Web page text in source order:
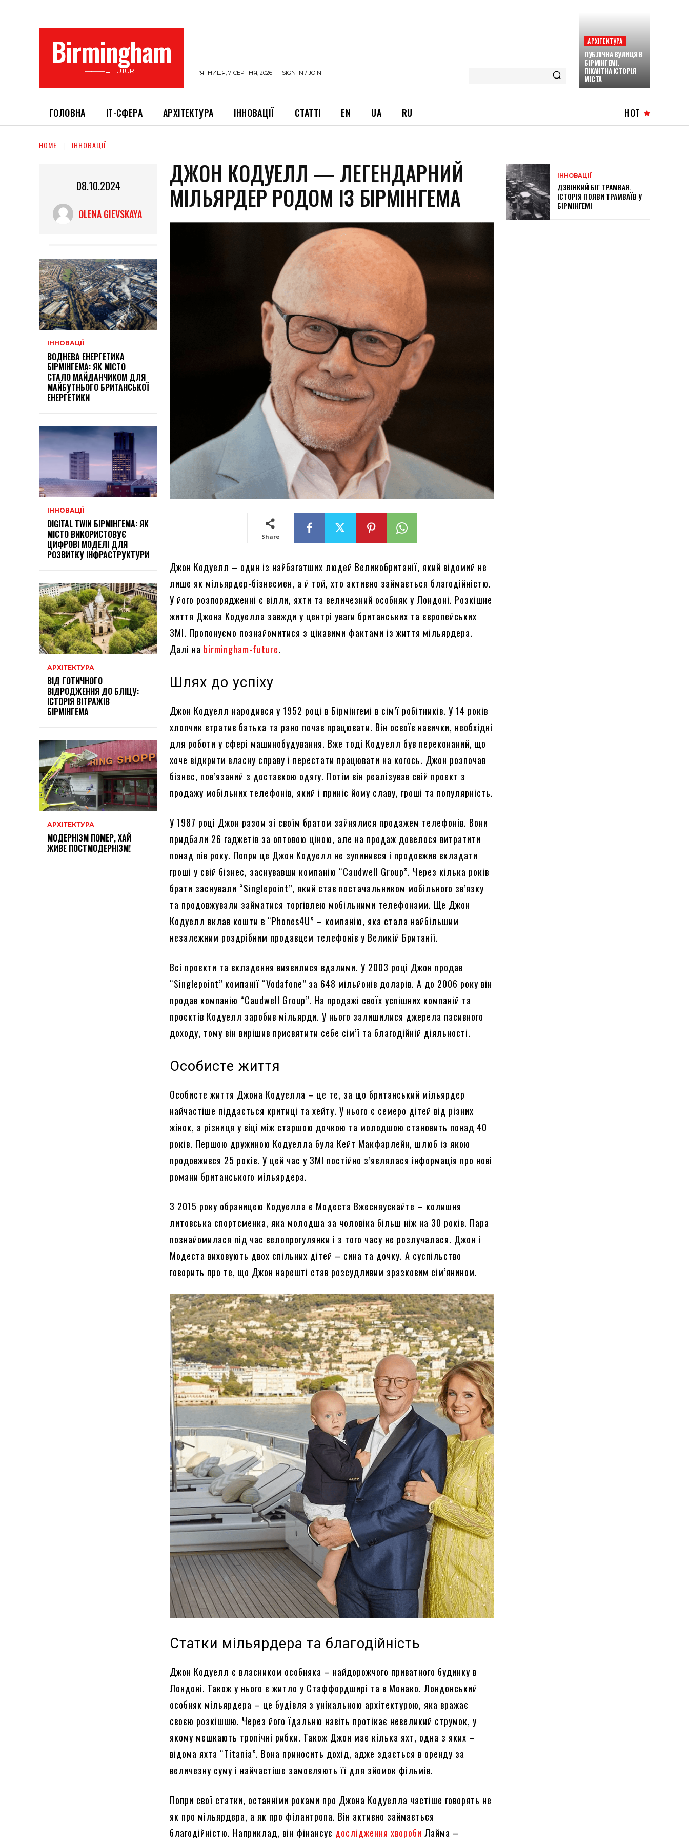
Birmingham
———→ FUTURE П’ЯТНИЦЯ, 7 СЕРПНЯ, 2026 SIGN IN / JOIN
АРХІТЕКТУРА
ПУБЛІЧНА ВУЛИЦЯ В
БІРМІНГЕМІ.
ПІКАНТНА ІСТОРІЯ
МІСТА
ГОЛОВНА ІТ-СФЕРА АРХІТЕКТУРА ІННОВАЦІЇ СТАТТІ EN UA RU HOT
HOME ІННОВАЦІЇ
08.10.2024
OLENA GIEVSKAYA
ІННОВАЦІЇ
ВОДНЕВА ЕНЕРГЕТИКА
БІРМІНГЕМА: ЯК МІСТО
СТАЛО МАЙДАНЧИКОМ ДЛЯ
МАЙБУТНЬОГО БРИТАНСЬКОЇ
ЕНЕРГЕТИКИ
ІННОВАЦІЇ
DIGITAL TWIN БІРМІНГЕМА: ЯК
МІСТО ВИКОРИСТОВУЄ
ЦИФРОВІ МОДЕЛІ ДЛЯ
РОЗВИТКУ ІНФРАСТРУКТУРИ
АРХІТЕКТУРА
ВІД ГОТИЧНОГО
ВІДРОДЖЕННЯ ДО БЛІЦУ:
ІСТОРІЯ ВІТРАЖІВ
БІРМІНГЕМА
АРХІТЕКТУРА
МОДЕРНІЗМ ПОМЕР, ХАЙ
ЖИВЕ ПОСТМОДЕРНІЗМ!
ДЖОН КОДУЕЛЛ — ЛЕГЕНДАРНИЙ
МІЛЬЯРДЕР РОДОМ ІЗ БІРМІНГЕМА
Share
Джон Кодуелл – один із найбагатших людей Великобританії, який відомий не
лише як мільярдер-бізнесмен, а й той, хто активно займається благодійністю.
У його розпорядженні є вілли, яхти та величезний особняк у Лондоні. Розкішне
життя Джона Кодуелла завжди у центрі уваги британських та європейських
ЗМІ. Пропонуємо познайомитися з цікавими фактами із життя мільярдера.
Далі на birmingham-future.
Шлях до успіху
Джон Кодуелл народився у 1952 році в Бірмінгемі в сім’ї робітників. У 14 років
хлопчик втратив батька та рано почав працювати. Він освоїв навички, необхідні
для роботи у сфері машинобудування. Вже тоді Кодуелл був переконаний, що
хоче відкрити власну справу і перестати працювати на когось. Джон розпочав
бізнес, пов’язаний з доставкою одягу. Потім він реалізував свій проєкт з
продажу мобільних телефонів, який і приніс йому славу, гроші та популярність.
У 1987 році Джон разом зі своїм братом зайнялися продажем телефонів. Вони
придбали 26 гаджетів за оптовою ціною, але на продаж довелося витратити
понад пів року. Попри це Джон Кодуелл не зупинився і продовжив вкладати
гроші у свій бізнес, заснувавши компанію “Caudwell Group”. Через кілька років
брати заснували “Singlepoint”, який став постачальником мобільного зв’язку
та продовжували займатися торгівлею мобільними телефонами. Ще Джон
Кодуелл вклав кошти в “Phones4U” – компанію, яка стала найбільшим
незалежним роздрібним продавцем телефонів у Великій Британії.
Всі проєкти та вкладення виявилися вдалими. У 2003 році Джон продав
“Singlepoint” компанії “Vodafone” за 648 мільйонів доларів. А до 2006 року він
продав компанію “Caudwell Group”. На продажі своїх успішних компаній та
проєктів Кодуелл заробив мільярди. У нього залишилися джерела пасивного
доходу, тому він вирішив присвятити себе сім’ї та благодійній діяльності.
Особисте життя
Особисте життя Джона Кодуелла – це те, за що британський мільярдер
найчастіше піддається критиці та хейту. У нього є семеро дітей від різних
жінок, а різниця у віці між старшою дочкою та молодшою ​​становить понад 40
років. Першою дружиною Кодуелла була Кейт Макфарлейн, шлюб із якою
продовжився 25 років. У цей час у ЗМІ постійно з’являлася інформація про нові
романи британського мільярдера.
З 2015 року обраницею Кодуелла є Модеста Вжесняускайте – колишня
литовська спортсменка, яка молодша за чоловіка більш ніж на 30 років. Пара
познайомилася під час велопрогулянки і з того часу не розлучалася. Джон і
Модеста виховують двох спільних дітей – сина та дочку. А суспільство
говорить про те, що Джон нарешті став розсудливим зразковим сім’янином.
Статки мільярдера та благодійність
Джон Кодуелл є власником особняка – найдорожчого приватного будинку в
Лондоні. Також у нього є житло у Стаффордширі та в Монако. Лондонський
особняк мільярдера – це будівля з унікальною архітектурою, яка вражає
своєю розкішшю. Через його їдальню навіть протікає невеликий струмок, у
якому мешкають тропічні рибки. Також Джон має кілька яхт, одна з яких –
відома яхта “Titania”. Вона приносить дохід, адже здається в оренду за
величезну суму і найчастіше замовляють її для зйомок фільмів.
Попри свої статки, останніми роками про Джона Кодуелла частіше говорять не
як про мільярдера, а як про філантропа. Він активно займається
благодійністю. Наприклад, він фінансує дослідження хвороби Лайма –
ІННОВАЦІЇ
ДЗВІНКИЙ БІГ ТРАМВАЯ.
ІСТОРІЯ ПОЯВИ ТРАМВАЇВ У
БІРМІНГЕМІ